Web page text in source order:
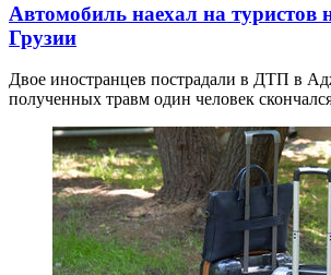
Автомобиль наехал на туристов
Грузии
Двое иностранцев пострадали в ДТП в
полученных травм один человек